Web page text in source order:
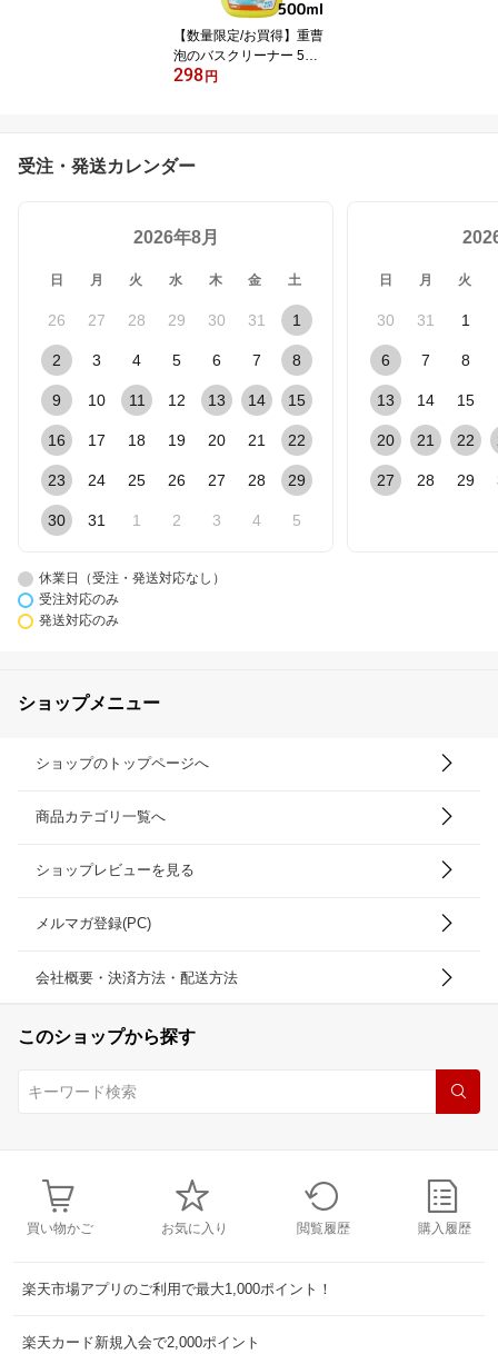
【数量限定/お買得】重曹
泡のバスクリーナー 500
mL
298 円
受注・発送カレンダー
2026年8月
日 月 火 水 木 金 土
26 27 28 29 30 31 1
2 3 4 5 6 7 8
9 10 11 12 13 14 15
16 17 18 19 20 21 22
23 24 25 26 27 28 29
30 31 1 2 3 4 5
日 月 火
30 31 1
6 7 8
13 14 15
20 21 22
27 28 29
休業日（受注・発送対応なし）
受注対応のみ
発送対応のみ
ショップメニュー
ショップのトップページへ
商品カテゴリ一覧へ
ショップレビューを見る
メルマガ登録(PC)
会社概要・決済方法・配送方法
このショップから探す
買い物かご お気に入り 閲覧履歴 購入履歴
楽天市場アプリのご利用で最大1,000ポイント！
楽天カード新規入会で2,000ポイント